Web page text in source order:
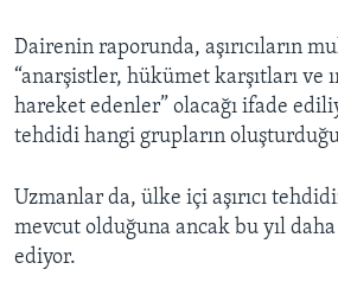
Dairenin raporunda, aşırıcıların
“anarşistler, hükümet karşıtları ve
hareket edenler” olacağı ifade
tehdidi hangi grupların
Uzmanlar da, ülke içi aşırıcı
mevcut olduğuna ancak bu yıl daha
ediyor.